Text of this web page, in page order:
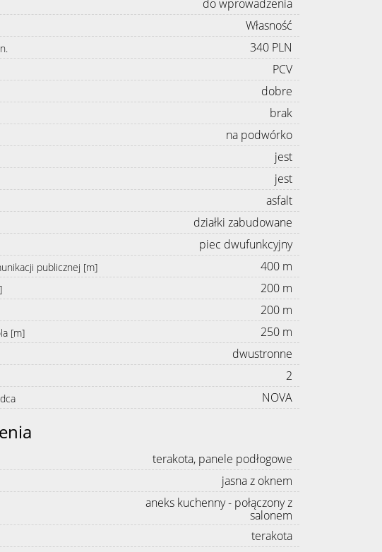
do wprowadzenia
Własność
340 PLN
PCV
dobre
brak
na podwórko
jest
jest
asfalt
działki zabudowane
piec dwufunkcyjny
publicznej [m] 400 m
200 m
200 m
[m] 250 m
dwustronne
2
NOVA
terakota, panele podłogowe
jasna z oknem
aneks kuchenny - połączony z
salonem
terakota